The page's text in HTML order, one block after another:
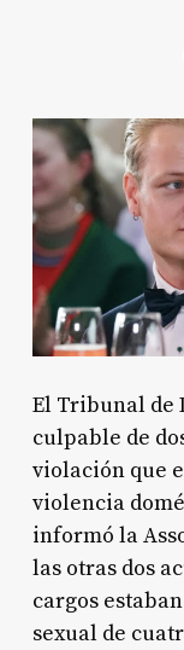
El Tribunal de
culpable de
violación que
violencia
informó la
las otras dos
cargos
sexual de